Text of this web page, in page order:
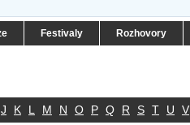
Festivaly Rozhovory
J K L M N O P Q R S T U V